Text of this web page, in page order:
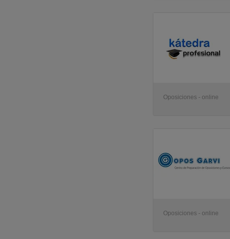
Oposiciones - online
Oposiciones - online